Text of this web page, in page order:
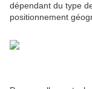
dépendant du type
positionnement